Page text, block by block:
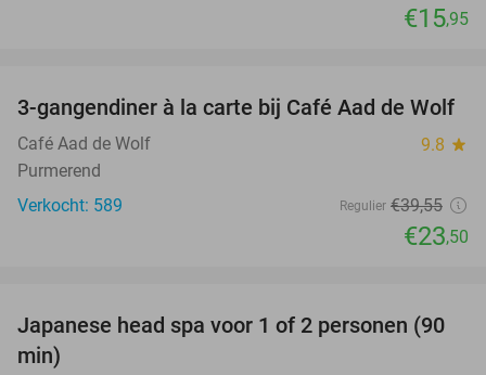
€15,95
41%
3-gangendiner à la carte bij Café Aad de Wolf
Café Aad de Wolf 9.8 star
Purmerend
Verkocht: 589
Regulier €39,55
€23,50
31%
Japanese head spa voor 1 of 2 personen (90
min)